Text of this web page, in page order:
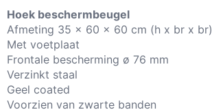
Hoek beschermbeugel
Afmeting 35 x 60 x 60 cm (h x br x br)
Met voetplaat
Frontale bescherming ø 76 mm
Verzinkt staal
Geel coated
Voorzien van zwarte banden